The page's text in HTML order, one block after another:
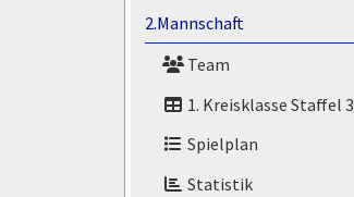
2.Mannschaft
Team
1. Kreisklasse Staffel 3
Spielplan
Statistik